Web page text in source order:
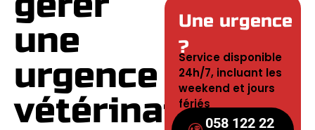
une
urgence
vétérinaire
Une urgence
?
Service disponible
24h/7, incluant les
weekend et jours
fériés
058 122 22